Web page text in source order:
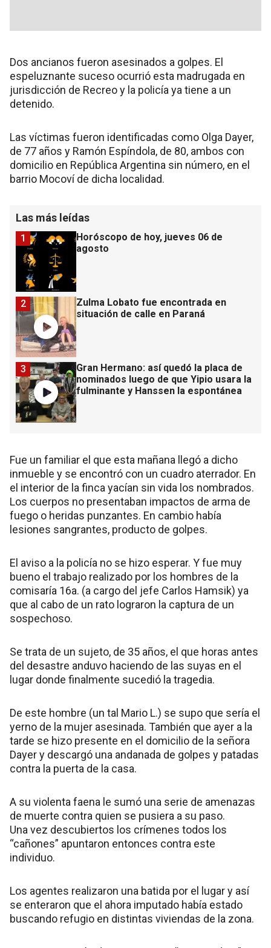
Dos ancianos fueron asesinados a golpes. El
espeluznante suceso ocurrió esta madrugada en
jurisdicción de Recreo y la policía ya tiene a un
detenido.
Las víctimas fueron identificadas como Olga Dayer,
de 77 años y Ramón Espíndola, de 80, ambos con
domicilio en República Argentina sin número, en el
barrio Mocoví de dicha localidad.
Las más leídas
Horóscopo de hoy, jueves 06 de
agosto
1
Zulma Lobato fue encontrada en
situación de calle en Paraná
2
Gran Hermano: así quedó la placa de
nominados luego de que Yipio usara la
fulminante y Hanssen la espontánea
3
Fue un familiar el que esta mañana llegó a dicho
inmueble y se encontró con un cuadro aterrador. En
el interior de la finca yacían sin vida los nombrados.
Los cuerpos no presentaban impactos de arma de
fuego o heridas punzantes. En cambio había
lesiones sangrantes, producto de golpes.
El aviso a la policía no se hizo esperar. Y fue muy
bueno el trabajo realizado por los hombres de la
comisaría 16a. (a cargo del jefe Carlos Hamsik) ya
que al cabo de un rato lograron la captura de un
sospechoso.
Se trata de un sujeto, de 35 años, el que horas antes
del desastre anduvo haciendo de las suyas en el
lugar donde finalmente sucedió la tragedia.
De este hombre (un tal Mario L.) se supo que sería el
yerno de la mujer asesinada. También que ayer a la
tarde se hizo presente en el domicilio de la señora
Dayer y descargó una andanada de golpes y patadas
contra la puerta de la casa.
A su violenta faena le sumó una serie de amenazas
de muerte contra quien se pusiera a su paso.
Una vez descubiertos los crímenes todos los
“cañones” apuntaron entonces contra este
individuo.
Los agentes realizaron una batida por el lugar y así
se enteraron que el ahora imputado había estado
buscando refugio en distintas viviendas de la zona.